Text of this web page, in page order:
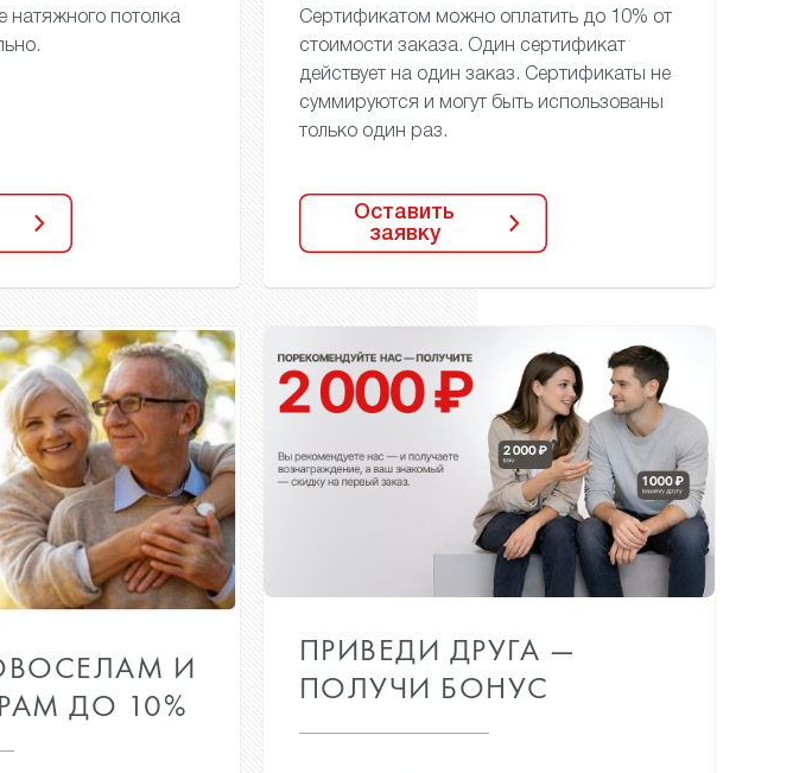
натяжного потолка
Сертификатом можно оплатитьдо 10% от
стоимости заказа. Один сертификат
действуетна один заказ. Сертификаты не
суммируются и могут бытьиспользованы
только один раз.
Оставить
заявку
И
ДО 10%
ПРИВЕДИ ДРУГА —
ПОЛУЧИ БОНУС